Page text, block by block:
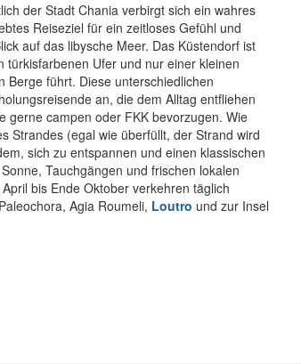
der Stadt Chania verbirgt sich ein wahres
Reiseziel für ein zeitloses Gefühl und
auf das libysche Meer. Das Küstendorf ist
türkisfarbenen Ufer und nur einer kleinen
führt. Diese unterschiedlichen
an, die dem Alltag entfliehen
gerne campen oder FKK bevorzugen. Wie
Strandes (egal wie überfüllt, der Strand wird
sich zu entspannen und einen klassischen
Tauchgängen und frischen lokalen
bis Ende Oktober verkehren täglich
Agia Roumeli, Loutro und zur Insel